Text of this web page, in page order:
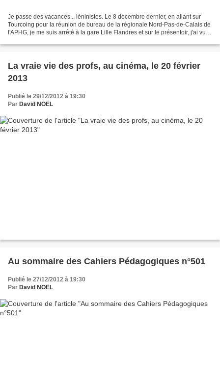
Je passe des vacances... léninistes. Le 8 décembre dernier, en allant sur
Tourcoing pour la réunion de bureau de la régionale Nord-Pas-de-Calais de
l'APHG, je me suis arrêté à la gare Lille Flandres et sur le présentoir, j'ai vu
La vraie vie des profs, au cinéma, le 20 février
2013
Publié le 29/12/2012 à 19:30
Par David NOËL
Au sommaire des Cahiers Pédagogiques n°501
Publié le 27/12/2012 à 19:30
Par David NOËL